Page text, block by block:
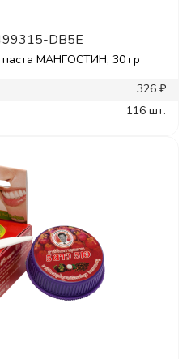
DB5E
паста МАНГОСТИН, 30 гр
326 ₽
116 шт.